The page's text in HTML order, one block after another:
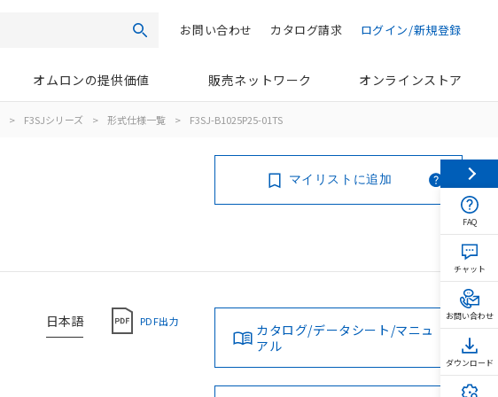
検索 ログイン/新規登録
カタログ請求
お問い合わせ
オムロンの提供価値 販売ネットワーク オンラインストア
> F3SJシリーズ > 形式仕様一覧 > F3SJ-B1025P25-01TS
マイリストに追加
日本語 PDF出力
カタログ/データシート/マニュ
アル
FAQ
チャット
お問い合わせ
ダウンロード